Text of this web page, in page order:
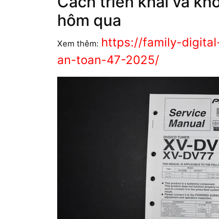
hôm qua
Xem thêm: https://family-
an-toan-47-2025/